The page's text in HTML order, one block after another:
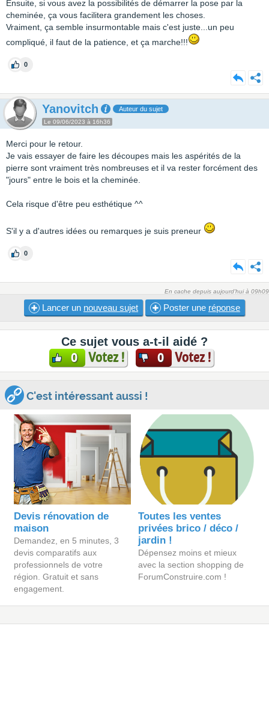
Ensuite, si vous avez la possibilités de démarrer la pose par la
cheminée, ça vous facilitera grandement les choses.
Vraiment, ça semble insurmontable mais c'est juste...un peu
compliqué, il faut de la patience, et ça marche!!!
0
Yanovitch Auteur du sujet
Le 09/06/2023 à 16h36
Merci pour le retour.
Je vais essayer de faire les découpes mais les aspérités de la
pierre sont vraiment très nombreuses et il va rester forcément des
"jours" entre le bois et la cheminée.
Cela risque d'être peu esthétique ^^
S'il y a d'autres idées ou remarques je suis preneur
0
En cache depuis aujourd'hui à 09h09
Lancer un nouveau sujet Poster une réponse
Ce sujet vous a-t-il aidé ?
0 Votez ! 0 Votez !
C'est intéressant aussi !
Devis rénovation de
maison
Demandez, en 5 minutes, 3
devis comparatifs aux
professionnels de votre
région. Gratuit et sans
engagement.
Toutes les ventes
privées brico / déco /
jardin !
Dépensez moins et mieux
avec la section shopping de
ForumConstruire.com !